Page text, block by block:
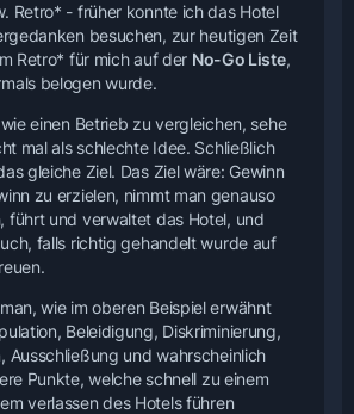
Retro* - früher konnte ich das Hotel
besuchen, zur heutigen Zeit
Retro* für mich auf der No-Go Liste,
belogen wurde.
einen Betrieb zu vergleichen, sehe
mal als schlechte Idee. Schließlich
gleiche Ziel. Das Ziel wäre: Gewinn
zu erzielen, nimmt man genauso
führt und verwaltet das Hotel, und
falls richtig gehandelt wurde auf
wie im oberen Beispiel erwähnt
Beleidigung, Diskriminierung,
Ausschließung und wahrscheinlich
Punkte, welche schnell zu einem
verlassen des Hotels führen